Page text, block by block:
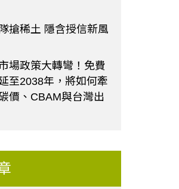
搶稀土 隱含授信新風
場政策大轉彎！免費
至2038年，將如何牽
價、CBAM與台灣出